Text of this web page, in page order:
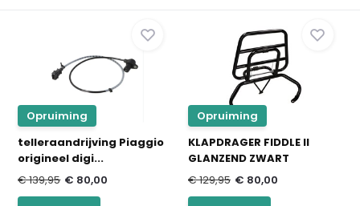
Opruiming
telleraandrijving Piaggio
origineel digi...
€ 139,95 € 80,00
Opruiming
KLAPDRAGER FIDDLE II
GLANZEND ZWART
€ 129,95 € 80,00